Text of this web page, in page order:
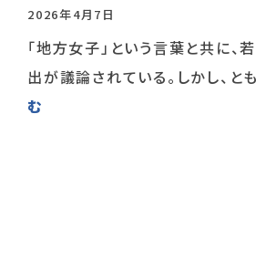
2026年4月7日
「地方女子」という言葉と共に、
出が議論されている。しかし、と
む